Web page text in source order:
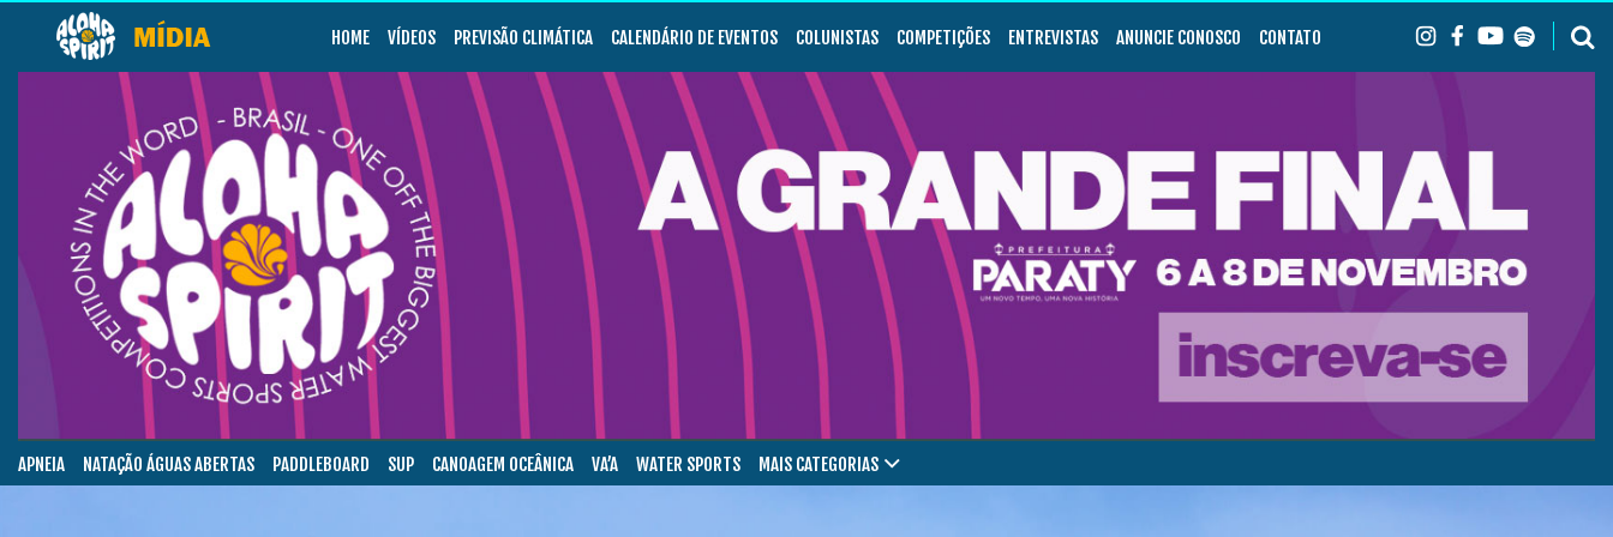
HOME VÍDEOS PREVISÃO CLIMÁTICA CALENDÁRIO DE EVENTOS COLUNISTAS COMPETIÇÕES ENTREVISTAS ANUNCIE CONOSCO CONTATO
APNEIA NATAÇÃO ÁGUAS ABERTAS PADDLEBOARD SUP CANOAGEM OCEÂNICA VA’A WATER SPORTS MAIS CATEGORIAS